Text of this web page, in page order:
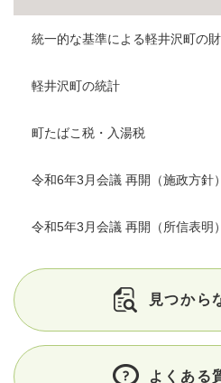
統一的な基準による軽井沢町の
軽井沢町の統計
町たばこ税・入湯税
令和6年3月会議 再開（施政方針）
令和5年3月会議 再開（所信表明）
見つから
よくある